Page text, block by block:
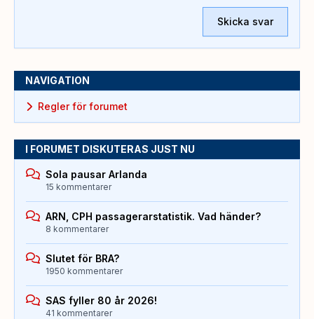
Skicka svar
NAVIGATION
Regler för forumet
I FORUMET DISKUTERAS JUST NU
Sola pausar Arlanda
15 kommentarer
ARN, CPH passagerarstatistik. Vad händer?
8 kommentarer
Slutet för BRA?
1950 kommentarer
SAS fyller 80 år 2026!
41 kommentarer